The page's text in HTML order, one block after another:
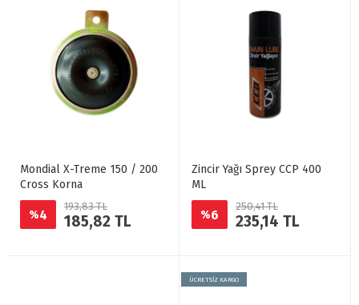
Mondial X-Treme 150 / 200
Cross Korna
%4
193,83 TL
185,82 TL
Zincir Yağı Sprey CCP 400
ML
%6
250,41 TL
235,14 TL
ÜCRETSİZ KARGO